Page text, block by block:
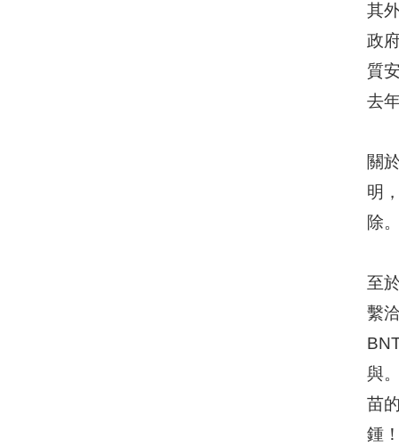
其
政
質
去
關
明
除
至
繫
與
苗
鍾